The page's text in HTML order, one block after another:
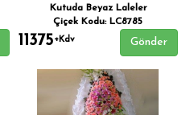
Kutuda Beyaz Laleler
Çiçek Kodu: LC8785
11375+Kdv Gönder